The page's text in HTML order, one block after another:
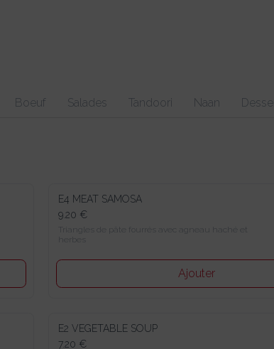
Boeuf Salades Tandoori Naan Desserts
E4 MEAT SAMOSA
9.20 €
Triangles de pâte fourrés avec agneau haché et herbes
Ajouter
E2 VEGETABLE SOUP
7.20 €